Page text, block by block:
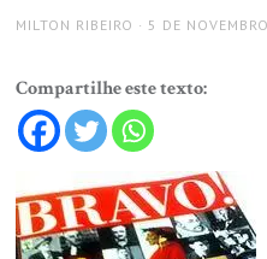
AUTHOR
MILTON RIBEIRO
POSTED
5 DE
Compartilhe este texto: